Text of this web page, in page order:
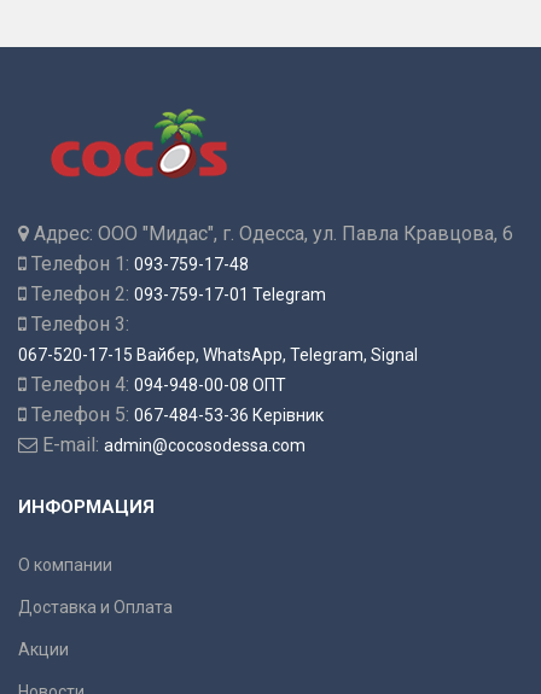
Адрес: ООО "Мидас", г. Одесса, ул. Павла Кравцова, 6
Телефон 1: 093-759-17-48
Телефон 2: 093-759-17-01 Telegram
Телефон 3:
067-520-17-15 Вайбер, WhatsApp, Telegram, Signal
Телефон 4: 094-948-00-08 ОПТ
Телефон 5: 067-484-53-36 Керівник
E-mail: admin@cocosodessa.com
ИНФОРМАЦИЯ
О компании
Доставка и Оплата
Акции